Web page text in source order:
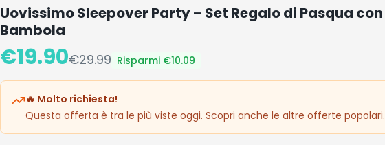
Uovissimo Sleepover Party – Set Regalo di Pasqua con
Bambola
€19.90€29.99 Risparmi €10.09
🔥 Molto richiesta!
Questa offerta è tra le più viste oggi. Scopri anche le altre offerte popolari.